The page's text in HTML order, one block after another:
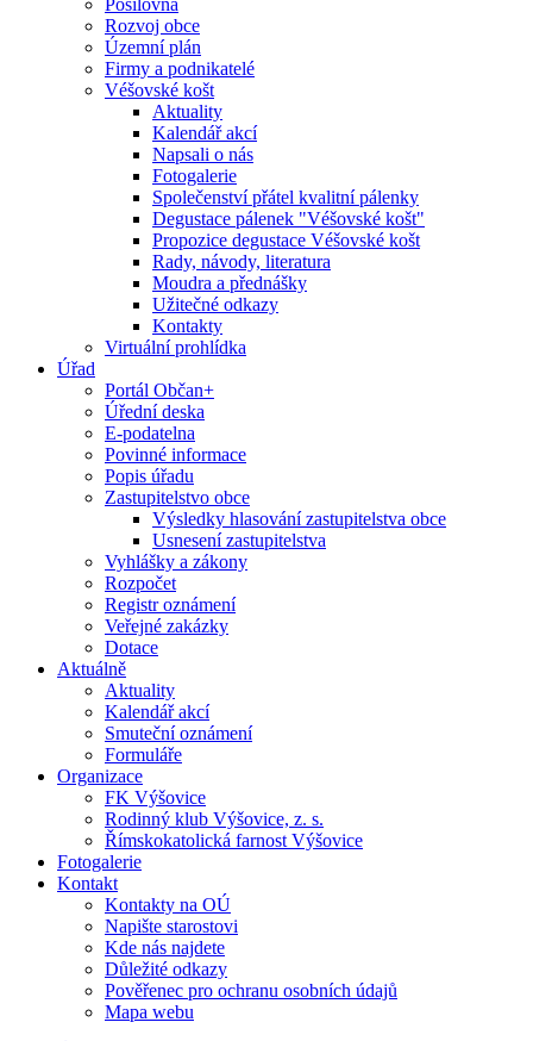
Posilovna
Rozvoj obce
Územní plán
Firmy a podnikatelé
Véšovské košt
Aktuality
Kalendář akcí
Napsali o nás
Fotogalerie
Společenství přátel kvalitní pálenky
Degustace pálenek "Véšovské košt"
Propozice degustace Véšovské košt
Rady, návody, literatura
Moudra a přednášky
Užitečné odkazy
Kontakty
Virtuální prohlídka
Úřad
Portál Občan+
Úřední deska
E-podatelna
Povinné informace
Popis úřadu
Zastupitelstvo obce
Výsledky hlasování zastupitelstva obce
Usnesení zastupitelstva
Vyhlášky a zákony
Rozpočet
Registr oznámení
Veřejné zakázky
Dotace
Aktuálně
Aktuality
Kalendář akcí
Smuteční oznámení
Formuláře
Organizace
FK Výšovice
Rodinný klub Výšovice, z. s.
Římskokatolická farnost Výšovice
Fotogalerie
Kontakt
Kontakty na OÚ
Napište starostovi
Kde nás najdete
Důležité odkazy
Pověřenec pro ochranu osobních údajů
Mapa webu